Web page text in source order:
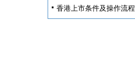
香港上市条件及操作流程